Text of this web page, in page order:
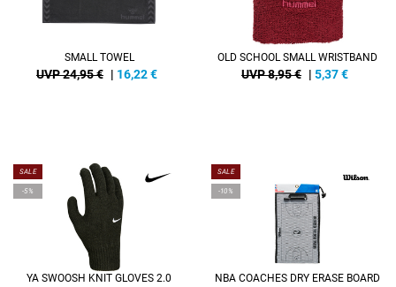
SMALL TOWEL
UVP 24,95 € | 16,22€
OLD SCHOOL SMALL WRISTBAND
UVP 8,95 € | 5,37€
SALE
-5%
YA SWOOSH KNIT GLOVES 2.0
SALE
-10%
NBA COACHES DRY ERASE BOARD